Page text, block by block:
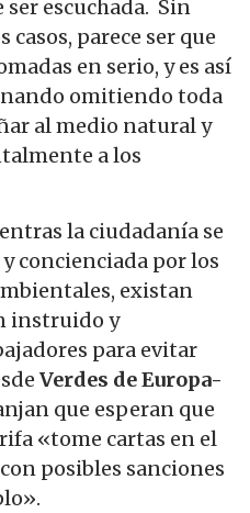
escuchada. Sin
casos, parece ser que
en serio, y es así
omitiendo toda
al medio natural y
a los
la ciudadanía se
concienciada por los
existan
instruido y
para evitar
Verdes de Europa-
que esperan que
«tome cartas en el
posibles sanciones